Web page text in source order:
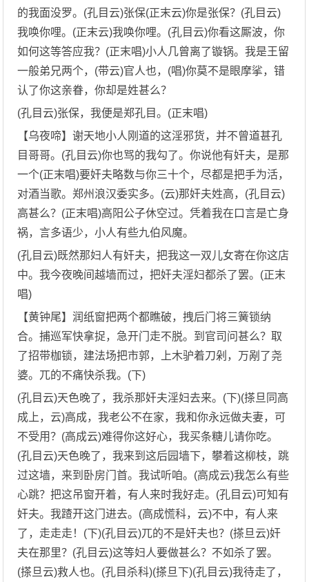
的我面没罗。(孔目云)张保(正末云)你是张保？(孔目云)
我唤你哩。(正末云)我唤你哩。(孔目云)你看这厮波，你
如何这等答应我？(正末唱)小人几曾离了镟锅。我是王留
一般弟兄两个，(带云)官人也，(唱)你莫不是眼摩挲，错
认了你这亲眷，你却是姓甚么？
(孔目云)张保，我便是郑孔目。(正末唱)
【乌夜啼】谢天地小人刚道的这淫邪货，并不曾道甚孔
目哥哥。(孔目云)你也骂的我勾了。你说他有奸夫，是那
一个(正末唱)要奸夫略数与你三十个，尽都是把手为活，
对酒当歌。郑州浪汉委实多。(云)那奸夫姓高，(孔目云)
高甚么？(正末唱)高阳公子休空过。凭着我在口言是亡身
祸，言多语少，小人有些九伯风魔。
(孔目云)既然那妇人有奸夫，把我这一双儿女寄在你这店
中。我今夜晚间越墙而过，把奸夫淫妇都杀了罢。(正末
唱)
【黄钟尾】润纸窗把两个都瞧破，拽后门将三簧锁纳
合。捕巡军快拿捉，急开门走不脱。到官司问甚么？取
了招带枷锁，建法场把市郭，上木驴着刀剁，万剐了尧
婆。兀的不痛快杀我。(下)
(孔目云)天色晚了，我杀那奸夫淫妇去来。(下)(搽旦同高
成上，云)高成，我老公不在家，我和你永远做夫妻，可
不受用？(高成云)难得你这好心，我买条糖儿请你吃。
(孔目云)天色晚了，我来到这后园墙下，攀着这柳枝，跳
过这墙，来到卧房门首。我试听咱。(高成云)我怎么有些
心跳？把这吊窗开着，有人来时我好走。(孔目云)可知有
奸夫。我蹅开这门进去。(高成慌科，云)不中，有人来
了，走走走！(下)(孔目云)兀的不是奸夫也？(搽旦云)奸
夫在那里？(孔目云)这等妇人要做甚么？不如杀了罢。
(搽旦云)救人也。(孔目杀科)(搽旦下)(孔目云)我待走了，